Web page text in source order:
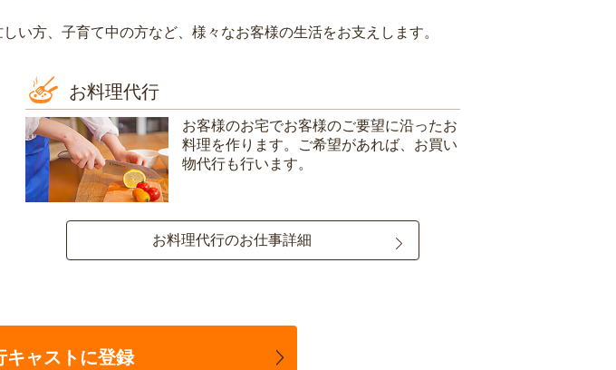
い方、子育て中の方など、様々なお客様の生活をお支えします。
お料理代行
お客様のお宅でお客様のご要望に沿ったお
料理を作ります。ご希望があれば、お買い
物代行も行います。
お料理代行のお仕事詳細
キャストに登録